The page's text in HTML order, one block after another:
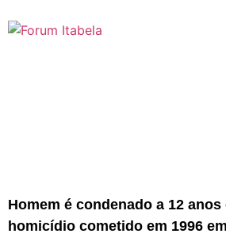
Homem é condenado a 12
homicídio cometido em 1996